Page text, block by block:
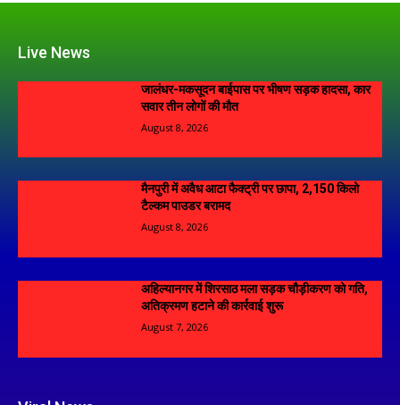
Live News
जालंधर-मकसूदन बाईपास पर भीषण सड़क हादसा, कार
सवार तीन लोगों की मौत
August 8, 2026
मैनपुरी में अवैध आटा फैक्ट्री पर छापा, 2,150 किलो
टैल्कम पाउडर बरामद
August 8, 2026
अहिल्यानगर में शिरसाठ मला सड़क चौड़ीकरण को गति,
अतिक्रमण हटाने की कार्रवाई शुरू
August 7, 2026